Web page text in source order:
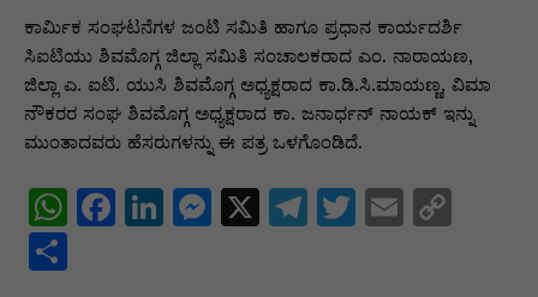
ಕಾರ್ಮಿಕ ಸಂಘಟನೆಗಳ ಜಂಟಿ ಸಮಿತಿ ಹಾಗೂ ಪ್ರಧಾನ ಕಾರ್ಯದರ್ಶಿ
ಸಿಐಟಿಯು ಶಿವಮೊಗ್ಗ ಜಿಲ್ಲಾ ಸಮಿತಿ ಸಂಚಾಲಕರಾದ ಎಂ. ನಾರಾಯಣ,
ಜಿಲ್ಲಾ ಎ. ಐಟಿ. ಯುಸಿ ಶಿವಮೊಗ್ಗ ಅಧ್ಯಕ್ಷರಾದ ಕಾ.ಡಿ.ಸಿ.ಮಾಯಣ್ಣ, ವಿಮಾ
ನೌಕರರ ಸಂಘ ಶಿವಮೊಗ್ಗ ಅಧ್ಯಕ್ಷರಾದ ಕಾ. ಜನಾರ್ಧನ್ ನಾಯಕ್ ಇನ್ನು
ಮುಂತಾದವರು ಹೆಸರುಗಳನ್ನು ಈ ಪತ್ರ ಒಳಗೊಂಡಿದೆ.
W F
Li
M
X
T
T
E